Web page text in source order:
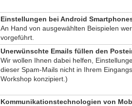
Einstellungen bei Android
An Hand von ausgewählten Beispielen
vorgeführt.
Unerwünschte Emails füllen den
Wir wollen Ihnen dabei helfen,
dieser Spam-Mails nicht in Ihrem
Workshop konzipiert.)
Kommunikationstechnologien von